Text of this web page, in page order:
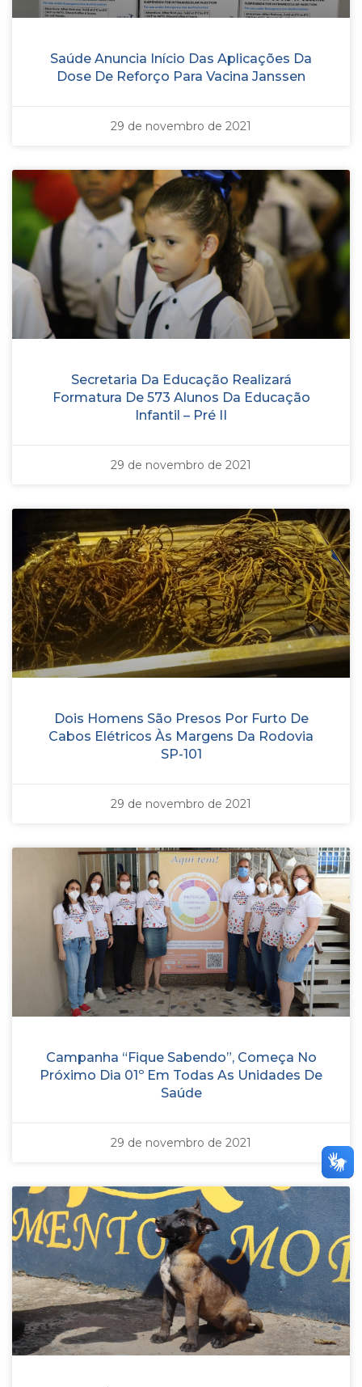
Saúde Anuncia Início Das Aplicações Da
Dose De Reforço Para Vacina Janssen
29 de novembro de 2021
Secretaria Da Educação Realizará
Formatura De 573 Alunos Da Educação
Infantil – Pré II
29 de novembro de 2021
Dois Homens São Presos Por Furto De
Cabos Elétricos Às Margens Da Rodovia
SP-101
29 de novembro de 2021
Campanha “Fique Sabendo”, Começa No
Próximo Dia 01º Em Todas As Unidades De
Saúde
29 de novembro de 2021